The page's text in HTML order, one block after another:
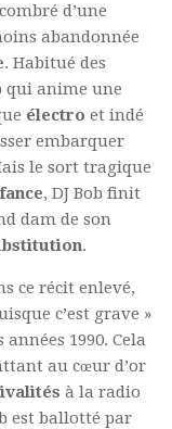
d’une
abandonnée
. Habitué des
qui anime une
électro et indé
embarquer
le sort tragique
, DJ Bob finit
dam de son
.
ce récit enlevé,
c’est grave »
1990. Cela
au cœur d’or
à la radio
est ballotté par